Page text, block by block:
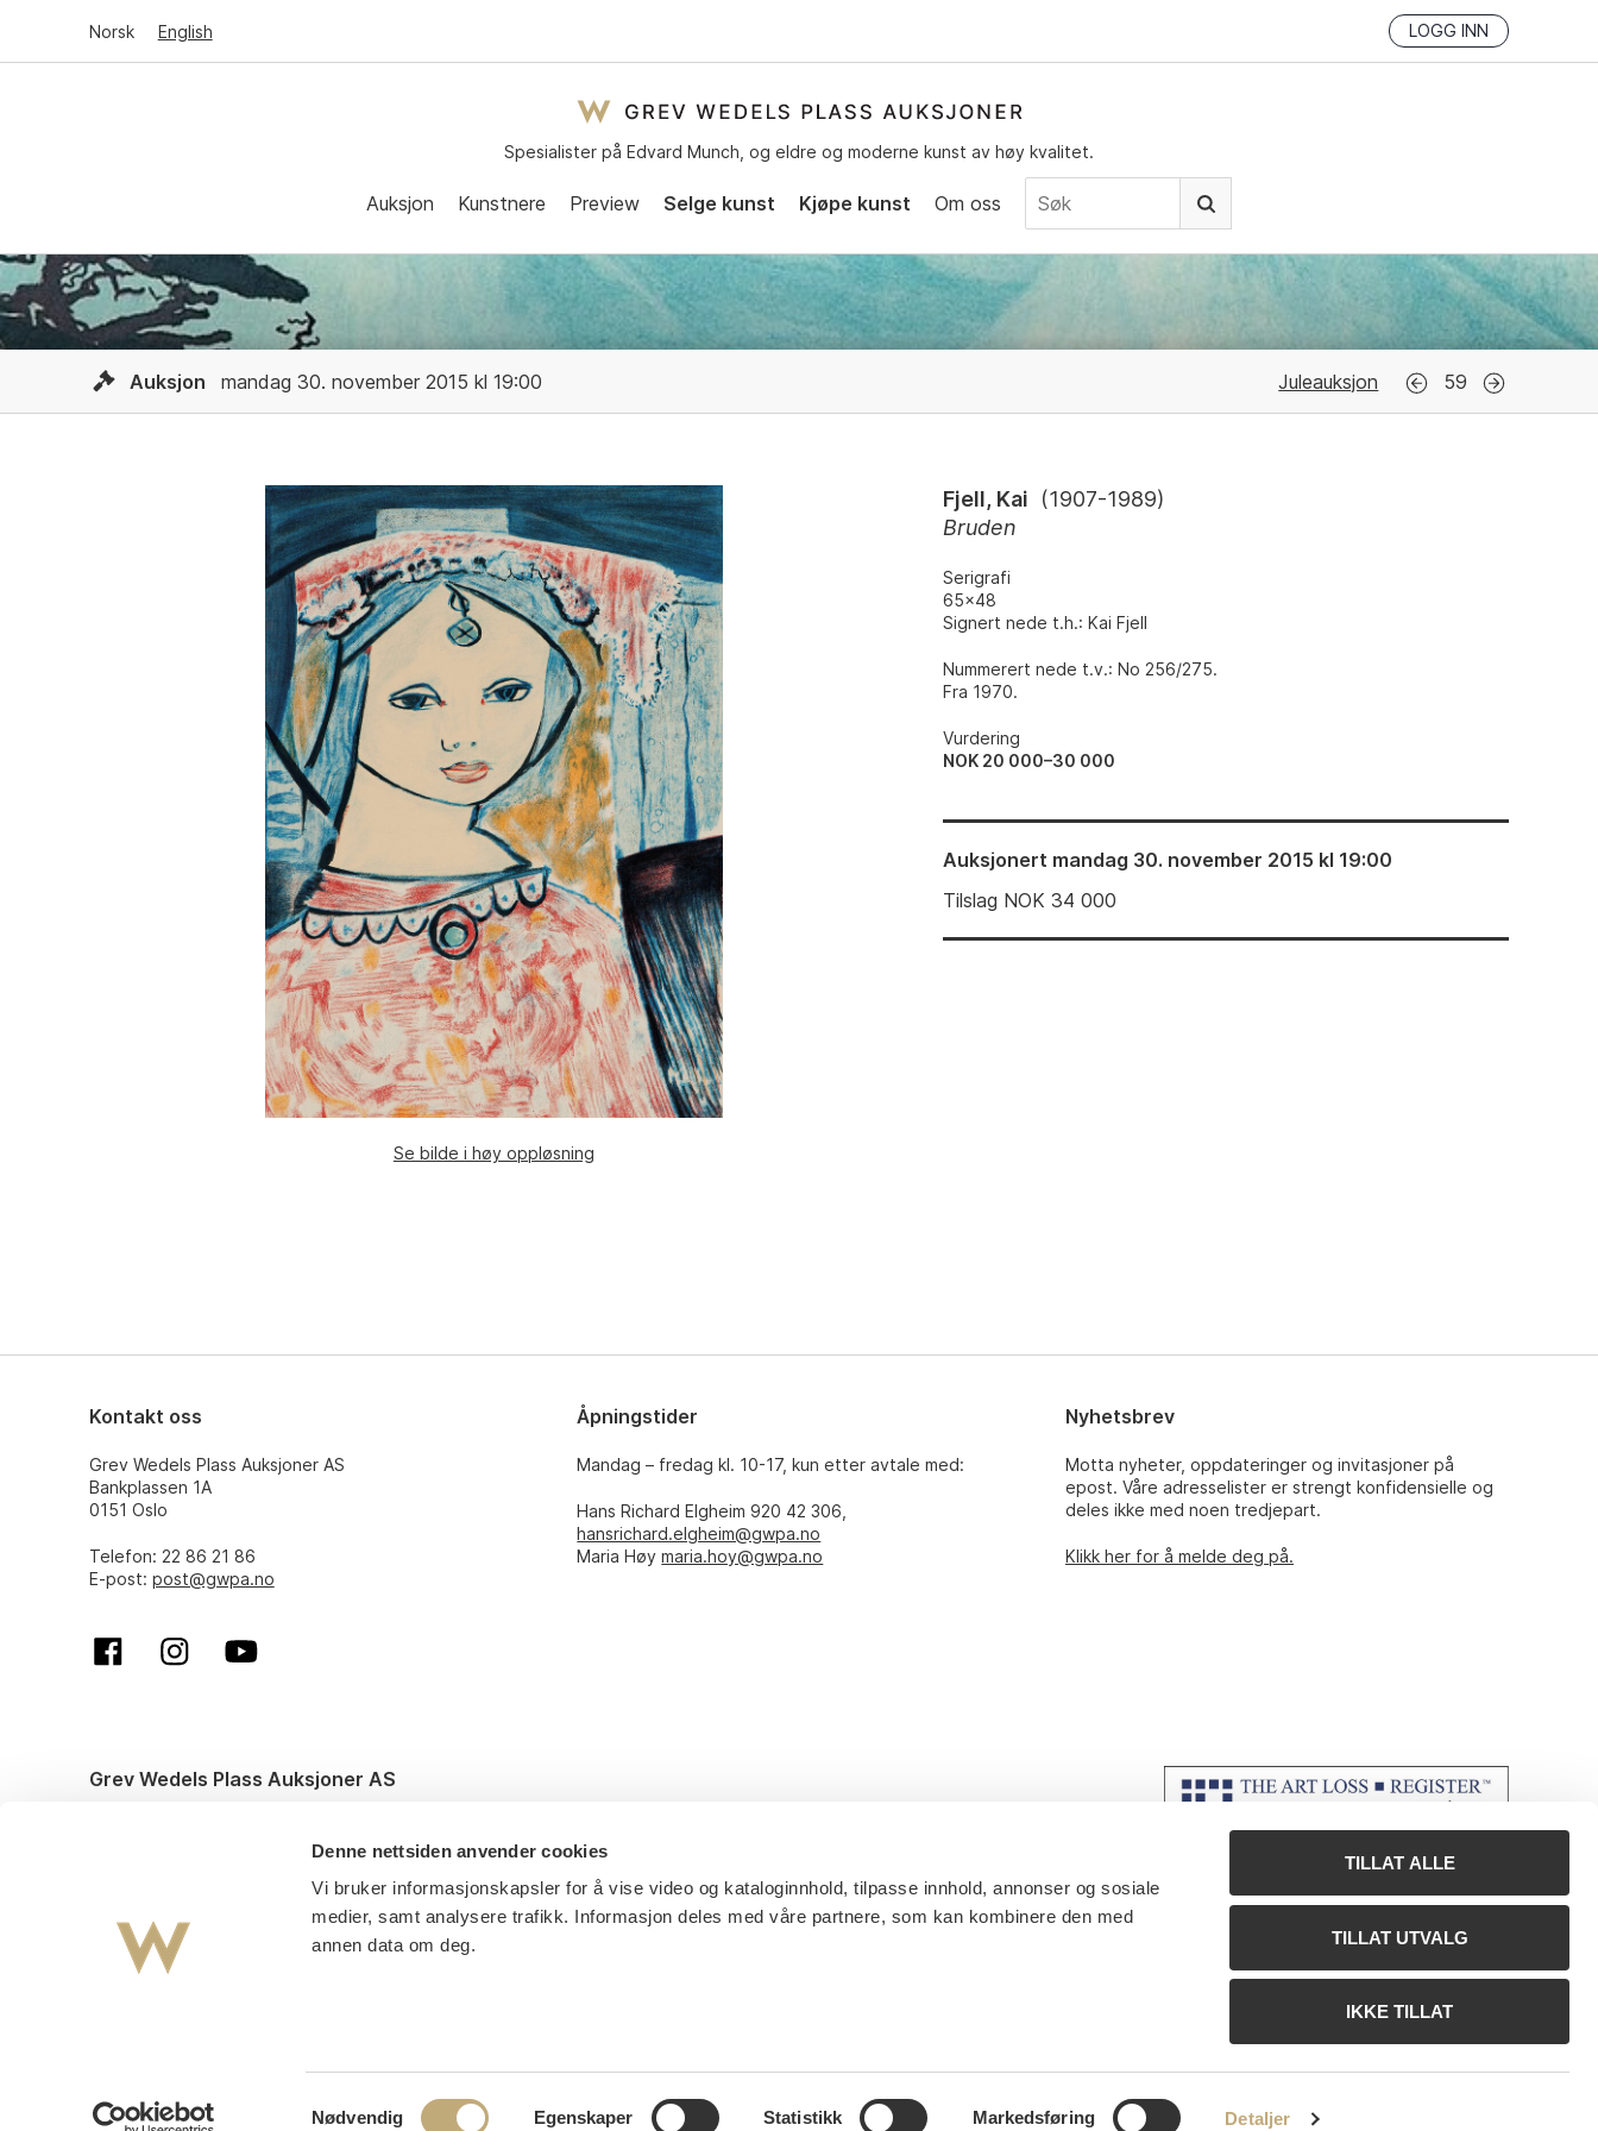
Denne nettsiden anvender cookies
Vi bruker informasjonskapsler for å vise video og kataloginnhold, tilpasse innhold, annonser og sosiale
medier, samt analysere trafikk. Informasjon deles med våre partnere, som kan kombinere den med
annen data om deg.
Samtykkevalg
Nødvendig Egenskaper Statistikk Markedsføring Detaljer
TILLAT ALLE
TILLAT UTVALG
IKKE TILLAT
Norsk English LOGG INN
Spesialister på Edvard Munch, og eldre og moderne kunst av høy kvalitet.
Auksjon Kunstnere Preview Selge kunst Kjøpe kunst Om oss
Auksjon mandag 30. november 2015 kl 19:00 Juleauksjon 59
Se bilde i høy oppløsning
Fjell, Kai (1907-1989)
Bruden
Serigrafi
65x48
Signert nede t.h.: Kai Fjell
Nummerert nede t.v.: No 256/275.
Fra 1970.
Vurdering
NOK 20 000–30 000
Auksjonert mandag 30. november 2015 kl 19:00
Tilslag NOK34 000
Kontakt oss
Grev Wedels Plass Auksjoner AS
Bankplassen 1A
0151 Oslo
Telefon: 22 86 21 86
E-post: post@gwpa.no
Åpningstider
Mandag – fredag kl. 10-17, kun etter avtale med:
Hans Richard Elgheim 920 42 306,
hansrichard.elgheim@gwpa.no
Maria Høymaria.hoy@gwpa.no
Nyhetsbrev
Motta nyheter, oppdateringer og invitasjoner på
epost. Våre adresselister er strengt konfidensielle og
deles ikke med noen tredjepart.
Klikk her for å melde deg på.
Grev Wedels Plass Auksjoner AS